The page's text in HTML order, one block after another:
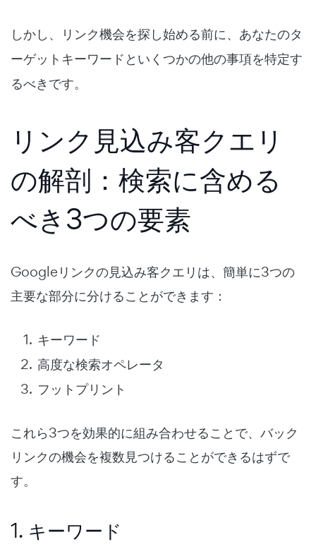
しかし、リンク機会を探し始める前に、あなたのタ
ーゲットキーワードといくつかの他の事項を特定す
るべきです。
リンク見込み客クエリ
の解剖：検索に含める
べき3つの要素
Googleリンクの見込み客クエリは、簡単に3つの
主要な部分に分けることができます：
キーワード
高度な検索オペレータ
フットプリント
これら3つを効果的に組み合わせることで、バック
リンクの機会を複数見つけることができるはずで
す。
1. キーワード